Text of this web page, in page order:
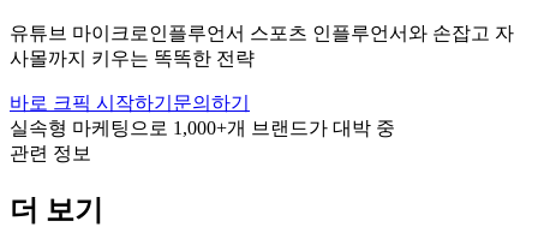
유튜브 마이크로인플루언서 스포츠 인플루언서와 손잡고 자
사몰까지 키우는 똑똑한 전략
바로 크픽 시작하기 문의하기
실속형 마케팅으로 1,000+개 브랜드가 대박 중
관련 정보
더 보기